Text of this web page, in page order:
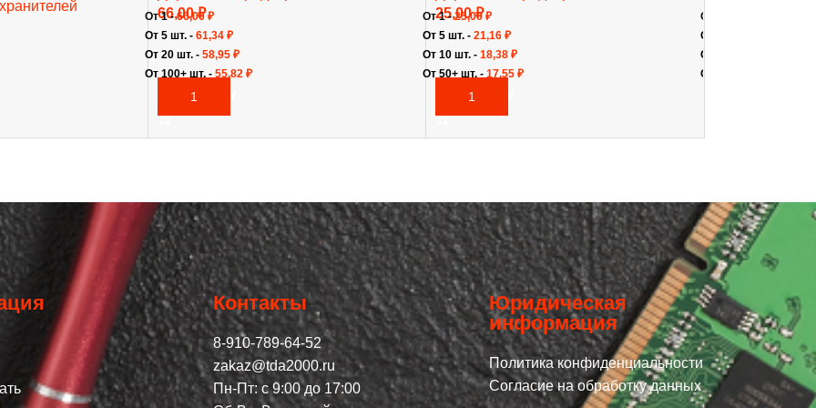
66,00₽
В КОРЗИНУ
От 1 -66,00₽
От 5 шт. - 61,34 ₽
От 20 шт. - 58,95 ₽
От 100+ шт. - 55,82 ₽
25,00₽
В КОРЗИНУ
От 1 -25,00₽
От 5 шт. - 21,16 ₽
От 10 шт. - 18,38 ₽
От 50+ шт. - 17,55 ₽
От 1 -
От 10 шт. -
От 50 шт. -
От 200+ шт. -
Контакты
8-910-789-64-52
zakaz@tda2000.ru
Пн-Пт: с 9:00 до 17:00
Юридическая
информация
Политика конфиденциальности
Согласие на обработку данных